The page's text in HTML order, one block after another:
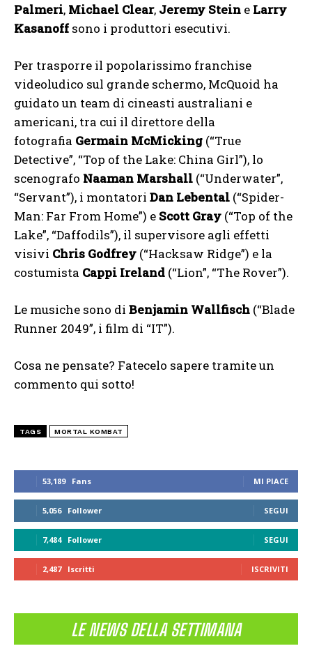
53,189 Fans MI PIACE
5,056 Follower SEGUI
7,484 Follower SEGUI
2,487 Iscritti ISCRIVITI
LE NEWS DELLA SETTIMANA
Palmeri, Michael Clear, Jeremy Stein e Larry
Kasanoff sono i produttori esecutivi.
Per trasporre il popolarissimo franchise
videoludico sul grande schermo, McQuoid ha
guidato un team di cineasti australiani e
americani, tra cui il direttore della
fotografia Germain McMicking (“True
Detective”, “Top of the Lake: China Girl”), lo
scenografo Naaman Marshall (“Underwater”,
“Servant”), i montatori Dan Lebental (“Spider-
Man: Far From Home”) e Scott Gray (“Top of the
Lake”, “Daffodils”), il supervisore agli effetti
visivi Chris Godfrey (“Hacksaw Ridge”) e la
costumista Cappi Ireland (“Lion”, “The Rover”).
Le musiche sono di Benjamin Wallfisch (“Blade
Runner 2049”, i film di “IT”).
Cosa ne pensate? Fatecelo sapere tramite un
commento qui sotto!
TAGS MORTAL KOMBAT